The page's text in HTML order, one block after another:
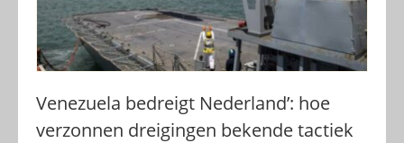
Venezuela bedreigt Nederland’: hoe
verzonnen dreigingen bekende tactiek